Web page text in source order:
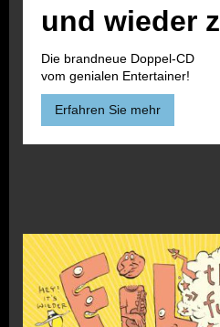
und wieder
Die brandneue Doppel-CD
vom genialen Entertainer!
Erfahren Sie mehr